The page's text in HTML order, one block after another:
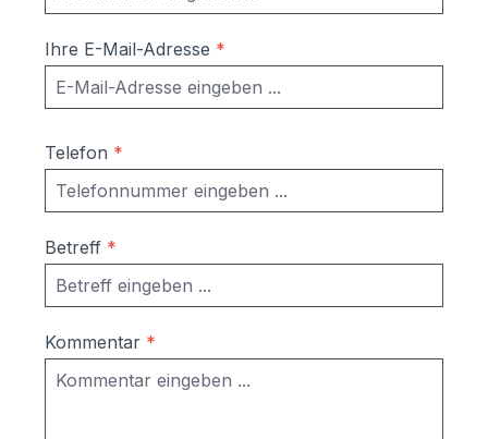
Ihre E-Mail-Adresse *
Telefon *
Betreff *
Kommentar *